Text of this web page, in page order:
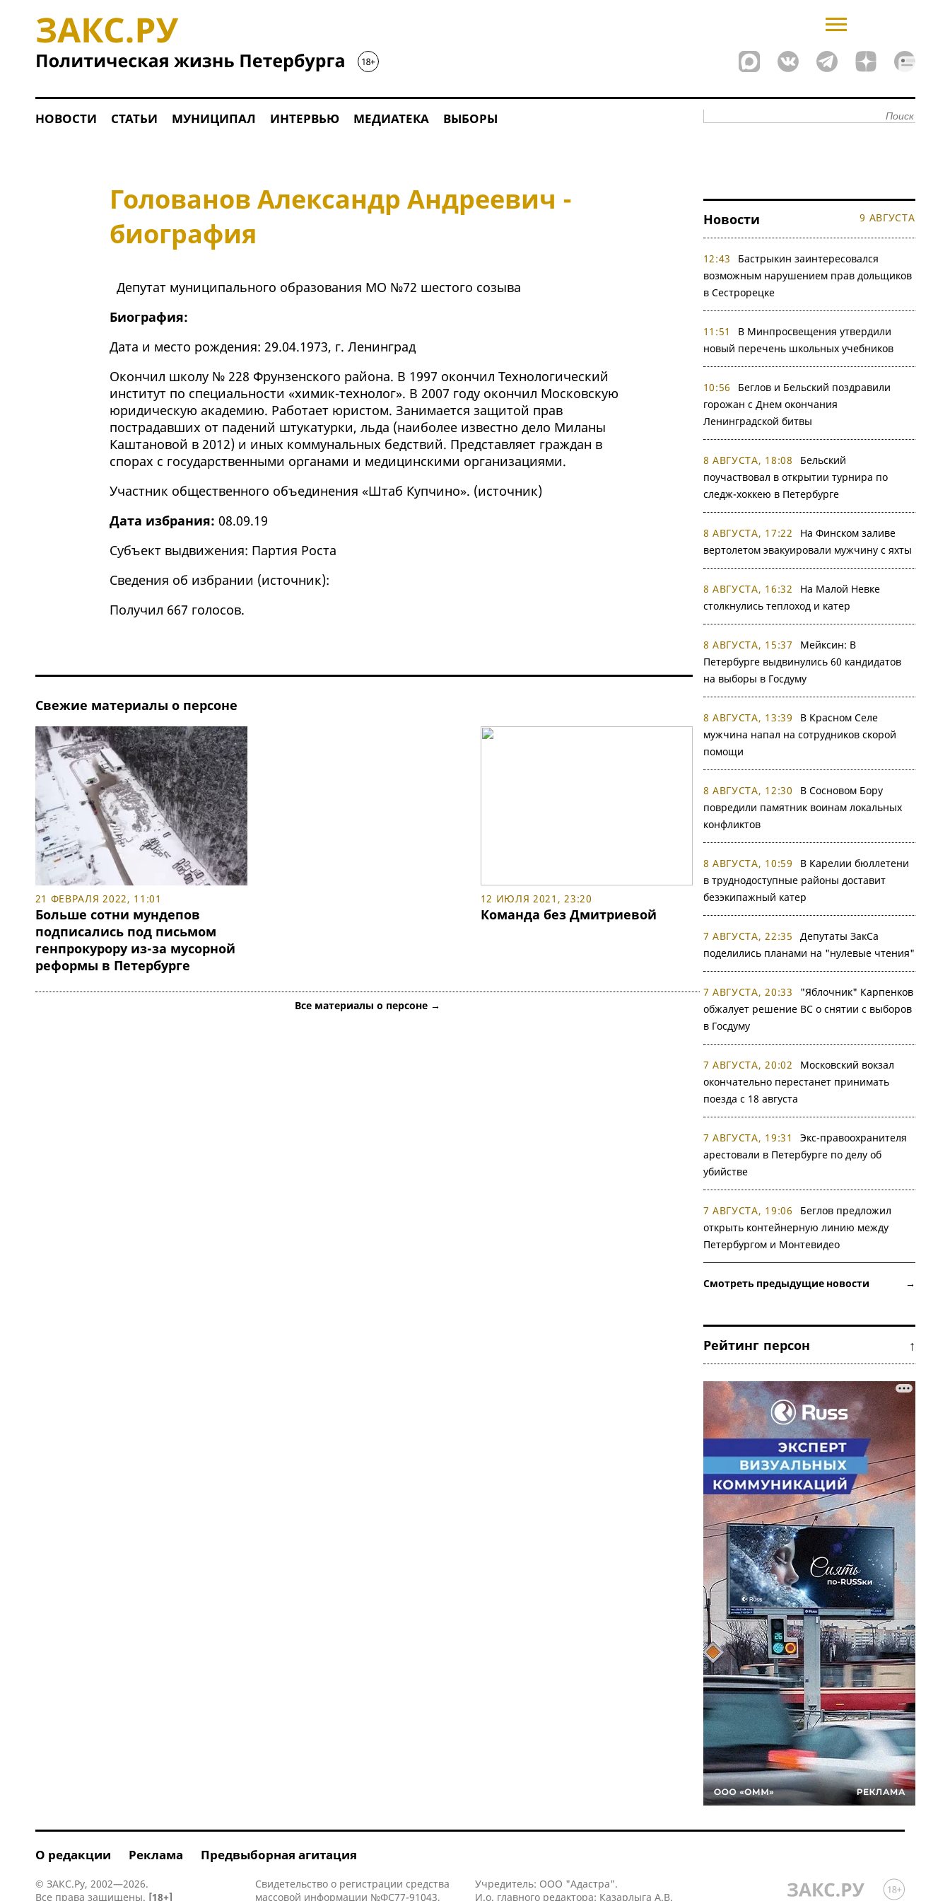
НОВОСТИ СТАТЬИ МУНИЦИПАЛ ИНТЕРВЬЮ МЕДИАТЕКА ВЫБОРЫ
Голованов Александр Андреевич -
биография
Депутат муниципального образования МО №72 шестого созыва
Биография:
Дата и место рождения: 29.04.1973, г. Ленинград
Окончил школу № 228 Фрунзенского района. В 1997 окончил Технологический
институт по специальности «химик-технолог». В 2007 году окончил Московскую
юридическую академию. Работает юристом. Занимается защитой прав
пострадавших от падений штукатурки, льда (наиболее известно дело Миланы
Каштановой в 2012) и иных коммунальных бедствий. Представляет граждан в
спорах с государственными органами и медицинскими организациями.
Участник общественного объединения «Штаб Купчино». (источник)
Дата избрания: 08.09.19
Субъект выдвижения: Партия Роста
Сведения об избрании (источник):
Получил 667 голосов.
Свежие материалы о персоне
21 ФЕВРАЛЯ 2022, 11:01
Больше сотни мундепов
подписались под письмом
генпрокурору из-за мусорной
реформы в Петербурге
12 ИЮЛЯ 2021, 23:20
Команда без Дмитриевой
Все материалы о персоне →
Новости 9 АВГУСТА
12:43
Бастрыкин заинтересовался
возможным нарушением прав дольщиков
в Сестрорецке
11:51
В Минпросвещения утвердили
новый перечень школьных учебников
10:56
Беглов и Бельский поздравили
горожан с Днем окончания
Ленинградской битвы
8 АВГУСТА, 18:08
Бельский
поучаствовал в открытии турнира по
следж-хоккею в Петербурге
8 АВГУСТА, 17:22
На Финском заливе
вертолетом эвакуировали мужчину с яхты
8 АВГУСТА, 16:32
На Малой Невке
столкнулись теплоход и катер
8 АВГУСТА, 15:37
Мейксин: В
Петербурге выдвинулись 60 кандидатов
на выборы в Госдуму
8 АВГУСТА, 13:39
В Красном Селе
мужчина напал на сотрудников скорой
помощи
8 АВГУСТА, 12:30
В Сосновом Бору
повредили памятник воинам локальных
конфликтов
8 АВГУСТА, 10:59
В Карелии бюллетени
в труднодоступные районы доставит
безэкипажный катер
7 АВГУСТА, 22:35
Депутаты ЗакСа
поделились планами на "нулевые чтения"
7 АВГУСТА, 20:33
"Яблочник" Карпенков
обжалует решение ВС о снятии с выборов
в Госдуму
7 АВГУСТА, 20:02
Московский вокзал
окончательно перестанет принимать
поезда с 18 августа
7 АВГУСТА, 19:31
Экс-правоохранителя
арестовали в Петербурге по делу об
убийстве
7 АВГУСТА, 19:06
Беглов предложил
открыть контейнерную линию между
Петербургом и Монтевидео
Смотреть предыдущие новости →
Рейтинг персон ↑
О редакции Реклама Предвыборная агитация
© ЗАКС.Ру, 2002—2026.
Все права защищены. [18+]
Свидетельство о регистрации средства
массовой информации №ФС77-91043,
Учредитель: ООО "Адастра".
И.о. главного редактора: Казарлыга А.В.